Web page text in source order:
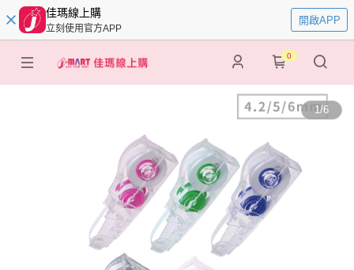
佳瑪線上購
立刻使用官方APP
開啟APP
0
1/6